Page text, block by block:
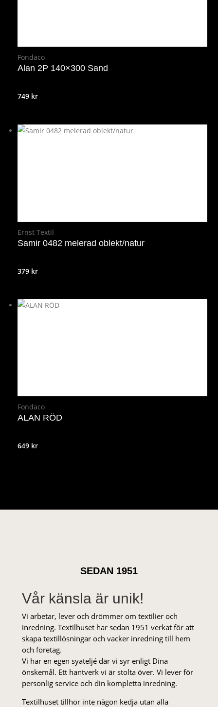
Fondaco
Alan 2P 140×300 Sand
749 kr
Ernst Textil
Samir 0482 melerad oblekt/natur
379 kr
Fondaco
ALAN RÖD
649 kr
SEDAN 1951
Vår känsla är unik!
Vi arbetar, lever och drömmer om textilier och
inredning. Textilhuset har sedan 1951 verkat för att
skapa textillösningar och vacker inredning till hem
och företag.
Vi har en egen syateljé där vi syr enligt Dina
önskemål. Ett hantverk vi är stolta över. Vi lever för
personlig service och din kompletta inredning.
Textilhuset tillhör inte någon kedja utan alla